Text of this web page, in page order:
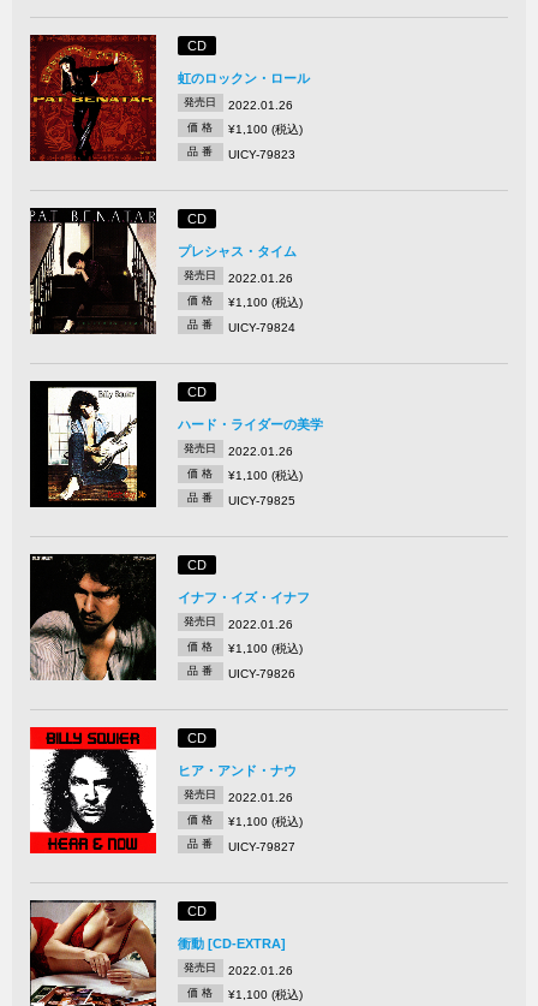
CD
虹のロックン・ロール
発売日 2022.01.26
価 格 ¥1,100 (税込)
品 番 UICY-79823
CD
プレシャス・タイム
発売日 2022.01.26
価 格 ¥1,100 (税込)
品 番 UICY-79824
CD
ハード・ライダーの美学
発売日 2022.01.26
価 格 ¥1,100 (税込)
品 番 UICY-79825
CD
イナフ・イズ・イナフ
発売日 2022.01.26
価 格 ¥1,100 (税込)
品 番 UICY-79826
CD
ヒア・アンド・ナウ
発売日 2022.01.26
価 格 ¥1,100 (税込)
品 番 UICY-79827
CD
衝動 [CD-EXTRA]
発売日 2022.01.26
価 格 ¥1,100 (税込)